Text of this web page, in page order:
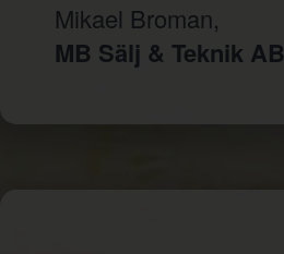
Mikael Broman,
MB Sälj & Teknik AB